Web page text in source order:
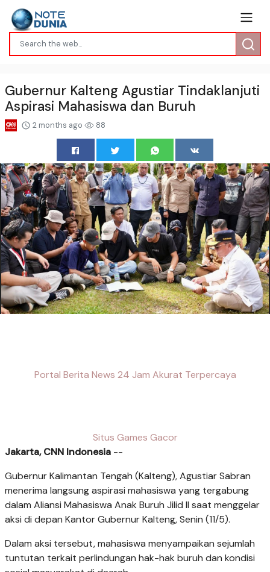
Gubernur Kalteng Agustiar Tindaklanjuti
Aspirasi Mahasiswa dan Buruh
2 months ago 88
Portal Berita News 24 Jam Akurat Terpercaya
Situs Games Gacor
Jakarta, CNN Indonesia --
Gubernur Kalimantan Tengah (Kalteng), Agustiar Sabran
menerima langsung aspirasi mahasiswa yang tergabung
dalam Aliansi Mahasiswa Anak Buruh Jilid II saat menggelar
aksi di depan Kantor Gubernur Kalteng, Senin (11/5).
Dalam aksi tersebut, mahasiswa menyampaikan sejumlah
tuntutan terkait perlindungan hak-hak buruh dan kondisi